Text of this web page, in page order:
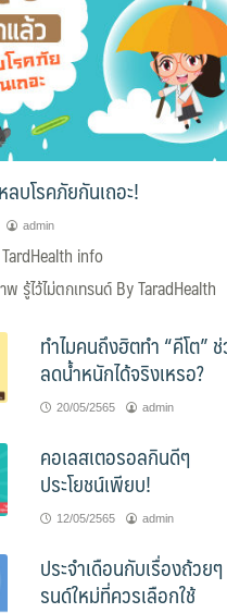
บโรคภัยกันเถอะ!
admin
info
รู้ไว้ไม่ตกเทรนด์ By TaradHealth
ทำไมคนถึงฮิตทำ “คีโต”
ลดน้ำหนักได้จริงเหรอ?
20/05/2565 admin
คอเลสเตอรอลกินดีๆ
ประโยชน์เพียบ!
12/05/2565 admin
ประจำเดือนกับเรื่องถ้วยๆ
รนด์ใหม่ที่ควรเลือกใช้